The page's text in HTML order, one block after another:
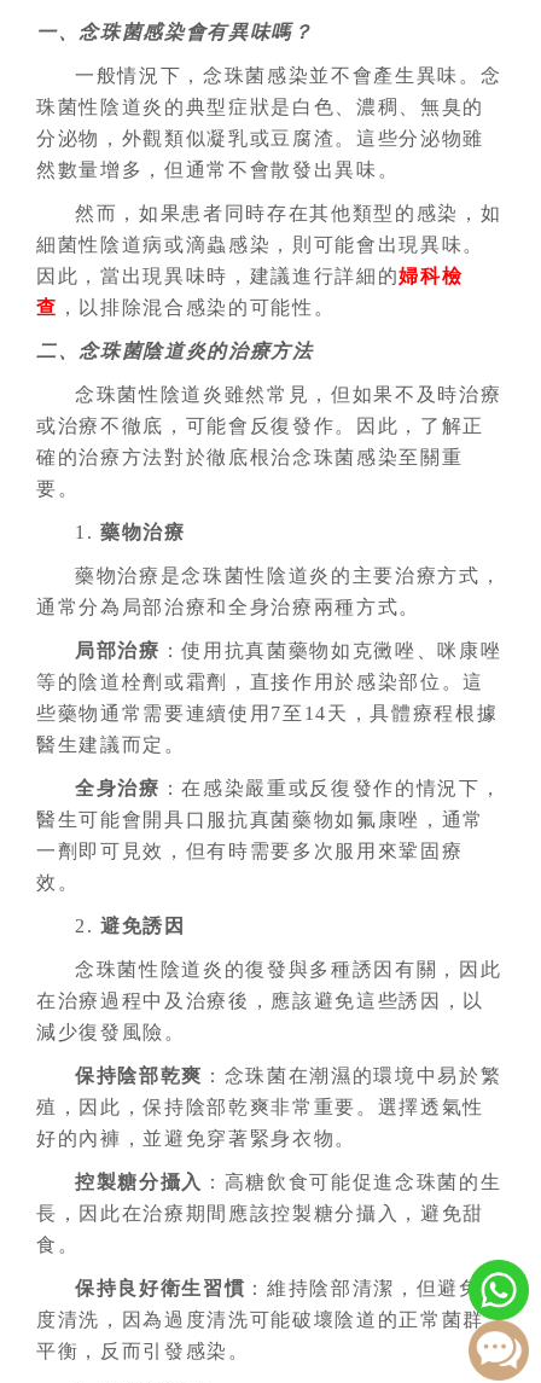
一、念珠菌感染會有異味嗎？
一般情況下，念珠菌感染並不會產生異味。念
珠菌性陰道炎的典型症狀是白色、濃稠、無臭的
分泌物，外觀類似凝乳或豆腐渣。這些分泌物雖
然數量增多，但通常不會散發出異味。
然而，如果患者同時存在其他類型的感染，如
細菌性陰道病或滴蟲感染，則可能會出現異味。
因此，當出現異味時，建議進行詳細的婦科檢
查 ，以排除混合感染的可能性。
二、念珠菌陰道炎的治療方法
念珠菌性陰道炎雖然常見，但如果不及時治療
或治療不徹底，可能會反復發作。因此，了解正
確的治療方法對於徹底根治念珠菌感染至關重
要。
1.藥物治療
藥物治療是念珠菌性陰道炎的主要治療方式，
通常分為局部治療和全身治療兩種方式。
局部治療 ：使用抗真菌藥物如克黴唑、咪康唑
等的陰道栓劑或霜劑，直接作用於感染部位。這
些藥物通常需要連續使用7至14天，具體療程根據
醫生建議而定。
全身治療 ：在感染嚴重或反復發作的情況下，
醫生可能會開具口服抗真菌藥物如氟康唑，通常
一劑即可見效，但有時需要多次服用來鞏固療
效。
2.避免誘因
念珠菌性陰道炎的復發與多種誘因有關，因此
在治療過程中及治療後，應該避免這些誘因，以
減少復發風險。
保持陰部乾爽 ：念珠菌在潮濕的環境中易於繁
殖，因此，保持陰部乾爽非常重要。選擇透氣性
好的內褲，並避免穿著緊身衣物。
控製糖分攝入
：高糖飲食可能促進念珠菌的生
長，因此在治療期間應該控製糖分攝入，避免甜
食。
保持良好衛生習慣 ：維持陰部清潔，但避免過
度清洗，因為過度清洗可能破壞陰道的正常菌群
平衡，反而引發感染。